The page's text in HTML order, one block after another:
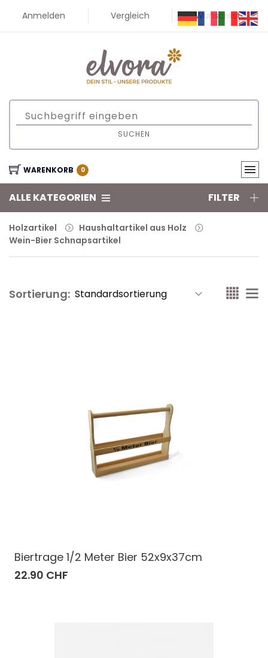
Anmelden Vergleich Wunschliste
SUCHEN
WARENKORB 0
ALLE KATEGORIEN FILTER
Holzartikel
Haushaltartikel aus Holz
Wein-Bier Schnapsartikel
Sortierung:
Biertrage 1/2 Meter Bier 52x9x37cm
22.90 CHF